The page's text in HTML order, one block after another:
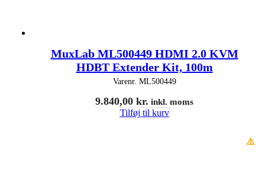
MuxLab ML500449 HDMI 2.0 KVM
HDBT Extender Kit, 100m
Varenr. ML500449
9.840,00 kr. inkl. moms
Tilføj til kurv
⚠️